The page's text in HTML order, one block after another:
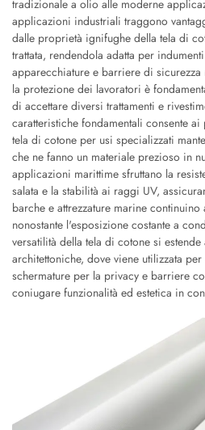
tradizionale a olio alle moderne
applicazioni industriali traggono
dalle proprietà ignifughe della tela di
trattata, rendendola adatta per
apparecchiature e barriere di
la protezione dei lavoratori è
di accettare diversi trattamenti e
caratteristiche fondamentali consente
tela di cotone per usi specializzati
che ne fanno un materiale prezioso in
applicazioni marittime sfruttano la
salata e la stabilità ai raggi UV,
barche e attrezzature marine
nonostante l'esposizione costante a
versatilità della tela di cotone si
architettoniche, dove viene utilizzata per
schermature per la privacy e barriere
coniugare funzionalità ed estetica in